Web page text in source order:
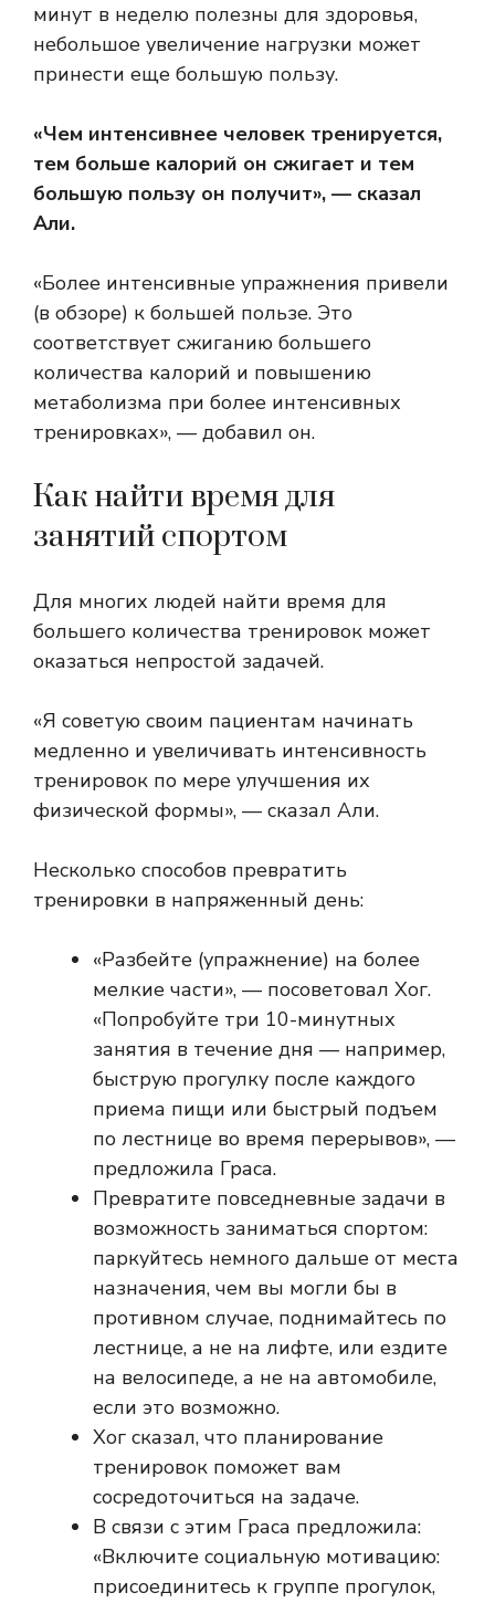
минут в неделю полезны для здоровья,
небольшое увеличение нагрузки может
принести еще большую пользу.
«Чем интенсивнее человек тренируется,
тем больше калорий он сжигает и тем
большую пользу он получит», — сказал
Али.
«Более интенсивные упражнения привели
(в обзоре) к большей пользе. Это
соответствует сжиганию большего
количества калорий и повышению
метаболизма при более интенсивных
тренировках», — добавил он.
Как найти время для
занятий спортом
Для многих людей найти время для
большего количества тренировок может
оказаться непростой задачей.
«Я советую своим пациентам начинать
медленно и увеличивать интенсивность
тренировок по мере улучшения их
физической формы», — сказал Али.
Несколько способов превратить
тренировки в напряженный день:
«Разбейте (упражнение) на более
мелкие части», — посоветовал Хог.
«Попробуйте три 10-минутных
занятия в течение дня — например,
быструю прогулку после каждого
приема пищи или быстрый подъем
по лестнице во время перерывов», —
предложила Граса.
Превратите повседневные задачи в
возможность заниматься спортом:
паркуйтесь немного дальше от места
назначения, чем вы могли бы в
противном случае, поднимайтесь по
лестнице, а не на лифте, или ездите
на велосипеде, а не на автомобиле,
если это возможно.
Хог сказал, что планирование
тренировок поможет вам
сосредоточиться на задаче.
В связи с этим Граса предложила:
«Включите социальную мотивацию:
присоединитесь к группе прогулок,